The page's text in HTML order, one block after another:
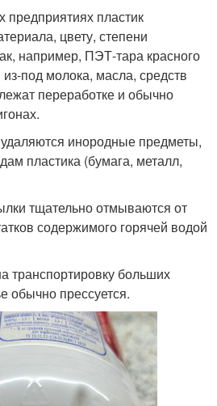
пластик
цвету, степени
например, ПЭТ-тара красного
под молока, масла, средств
переработке и обычно
инородные предметы,
пластика (бумага, металл,
тщательно отмываются от
содержимого горячей водой
транспортировку больших
обычно прессуется.